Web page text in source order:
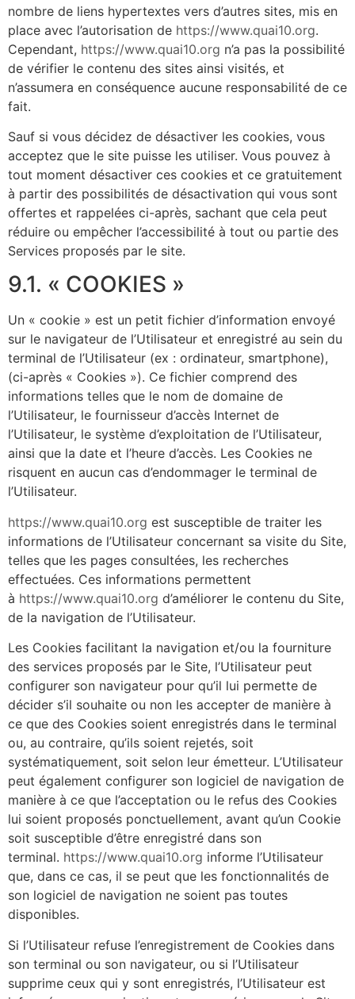
nombre de liens hypertextes vers d’autres sites, mis en
place avec l’autorisation de https://www.quai10.org.
Cependant, https://www.quai10.org n’a pas la possibilité
de vérifier le contenu des sites ainsi visités, et
n’assumera en conséquence aucune responsabilité de ce
fait.
Sauf si vous décidez de désactiver les cookies, vous
acceptez que le site puisse les utiliser. Vous pouvez à
tout moment désactiver ces cookies et ce gratuitement
à partir des possibilités de désactivation qui vous sont
offertes et rappelées ci-après, sachant que cela peut
réduire ou empêcher l’accessibilité à tout ou partie des
Services proposés par le site.
9.1. « COOKIES »
Un « cookie » est un petit fichier d’information envoyé
sur le navigateur de l’Utilisateur et enregistré au sein du
terminal de l’Utilisateur (ex : ordinateur, smartphone),
(ci-après « Cookies »). Ce fichier comprend des
informations telles que le nom de domaine de
l’Utilisateur, le fournisseur d’accès Internet de
l’Utilisateur, le système d’exploitation de l’Utilisateur,
ainsi que la date et l’heure d’accès. Les Cookies ne
risquent en aucun cas d’endommager le terminal de
l’Utilisateur.
https://www.quai10.org est susceptible de traiter les
informations de l’Utilisateur concernant sa visite du Site,
telles que les pages consultées, les recherches
effectuées. Ces informations permettent
à https://www.quai10.org d’améliorer le contenu du Site,
de la navigation de l’Utilisateur.
Les Cookies facilitant la navigation et/ou la fourniture
des services proposés par le Site, l’Utilisateur peut
configurer son navigateur pour qu’il lui permette de
décider s’il souhaite ou non les accepter de manière à
ce que des Cookies soient enregistrés dans le terminal
ou, au contraire, qu’ils soient rejetés, soit
systématiquement, soit selon leur émetteur. L’Utilisateur
peut également configurer son logiciel de navigation de
manière à ce que l’acceptation ou le refus des Cookies
lui soient proposés ponctuellement, avant qu’un Cookie
soit susceptible d’être enregistré dans son
terminal. https://www.quai10.org informe l’Utilisateur
que, dans ce cas, il se peut que les fonctionnalités de
son logiciel de navigation ne soient pas toutes
disponibles.
Si l’Utilisateur refuse l’enregistrement de Cookies dans
son terminal ou son navigateur, ou si l’Utilisateur
supprime ceux qui y sont enregistrés, l’Utilisateur est